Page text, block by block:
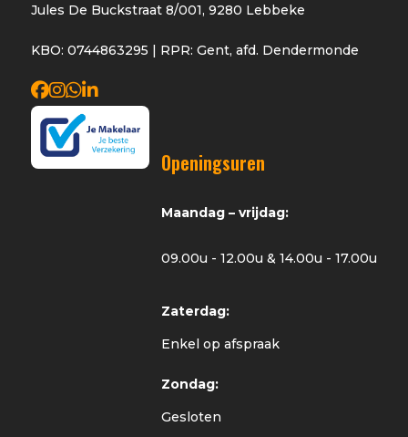
Jules De Buckstraat 8/001, 9280 Lebbeke
KBO: 0744863295 | RPR: Gent, afd. Dendermonde
Openingsuren
Maandag – vrijdag:
09.00u - 12.00u & 14.00u - 17.00u
Zaterdag:
Enkel op afspraak
Zondag:
Gesloten